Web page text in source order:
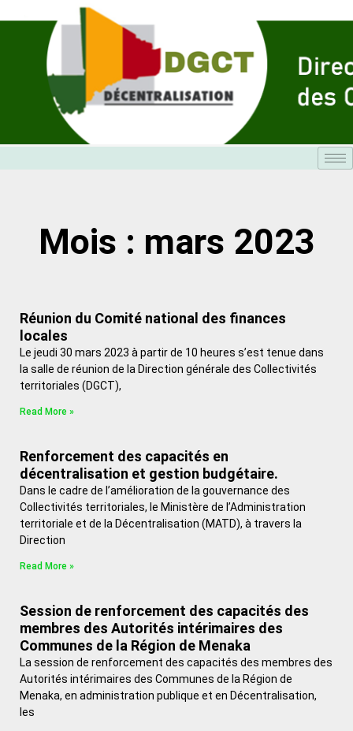
au
Mois : mars 2023
Réunion du Comité national des finances
locales
Le jeudi 30 mars 2023 à partir de 10 heures s’est tenue dans
la salle de réunion de la Direction générale des Collectivités
territoriales (DGCT),
Read More »
Renforcement des capacités en
décentralisation et gestion budgétaire.
Dans le cadre de l’amélioration de la gouvernance des
Collectivités territoriales, le Ministère de l’Administration
territoriale et de la Décentralisation (MATD), à travers la
Direction
Read More »
Session de renforcement des capacités des
membres des Autorités intérimaires des
Communes de la Région de Menaka
La session de renforcement des capacités des membres des
Autorités intérimaires des Communes de la Région de
Menaka, en administration publique et en Décentralisation,
les